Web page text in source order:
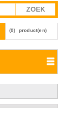
(0) product(en)